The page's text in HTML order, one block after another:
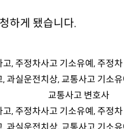
하게 됐습니다.